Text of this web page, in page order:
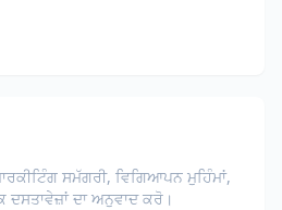
ਸਮੱਗਰੀ, ਵਿਗਿਆਪਨ ਮੁਹਿੰਮਾਂ,
ਦਾ ਅਨੁਵਾਦ ਕਰੋ।